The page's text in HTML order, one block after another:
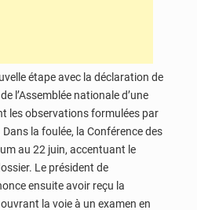
étape avec la déclaration de
l’Assemblée nationale d’une
les observations formulées par
la foulée, la Conférence des
au 22 juin, accentuant le
Le président de
ensuite avoir reçu la
la voie à un examen en